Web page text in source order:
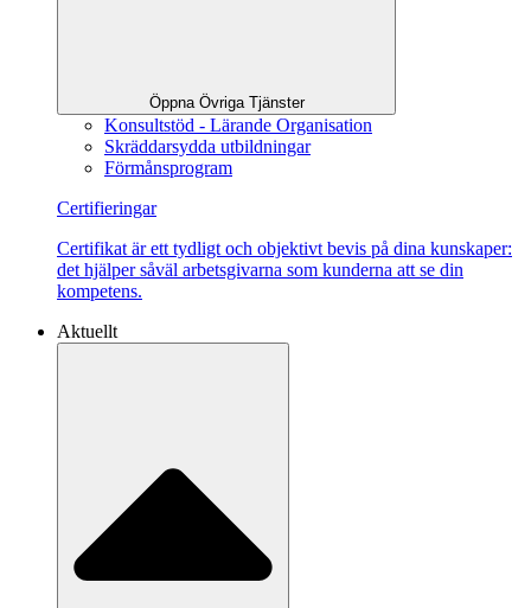
Öppna Övriga Tjänster
Konsultstöd - Lärande Organisation
Skräddarsydda utbildningar
Förmånsprogram
Certifieringar
Certifikat är ett tydligt och objektivt bevis på dina kunskaper:
det hjälper såväl arbetsgivarna som kunderna att se din
kompetens.
Aktuellt